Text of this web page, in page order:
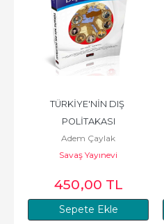
Sepete Ekle
TÜRKİYE'NİN DIŞ
POLİTAKASI
Adem Çaylak
Savaş Yayınevi
450,00 TL